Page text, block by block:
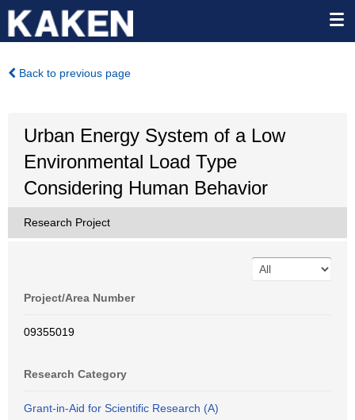
Back to previous page
Urban Energy System of a Low
Environmental Load Type
Considering Human Behavior
Research Project
Project/Area Number
09355019
Research Category
Grant-in-Aid for Scientific Research (A)